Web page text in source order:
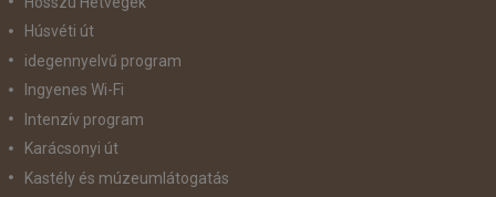
Húsvéti út
idegennyelvű program
Ingyenes Wi-Fi
Intenzív program
Karácsonyi út
Kastély és múzeumlátogatás